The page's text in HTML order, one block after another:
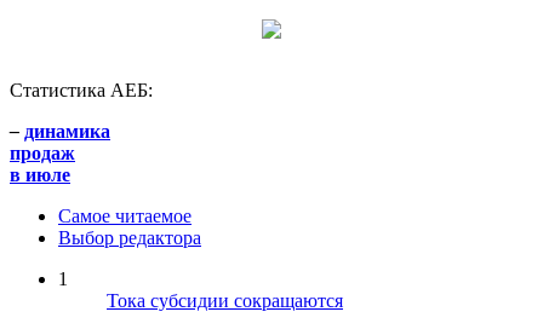
Статистика АЕБ:
– динамика
продаж
в июле
Самое читаемое
Выбор редактора
1
Тока субсидии сокращаются